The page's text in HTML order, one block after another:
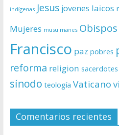
indígenas Jesus jovenes laicos
Mujeres musulmanes Obispos
Francisco paz pobres
reforma religion sacerdotes
sínodo teología Vaticano
Comentarios recientes